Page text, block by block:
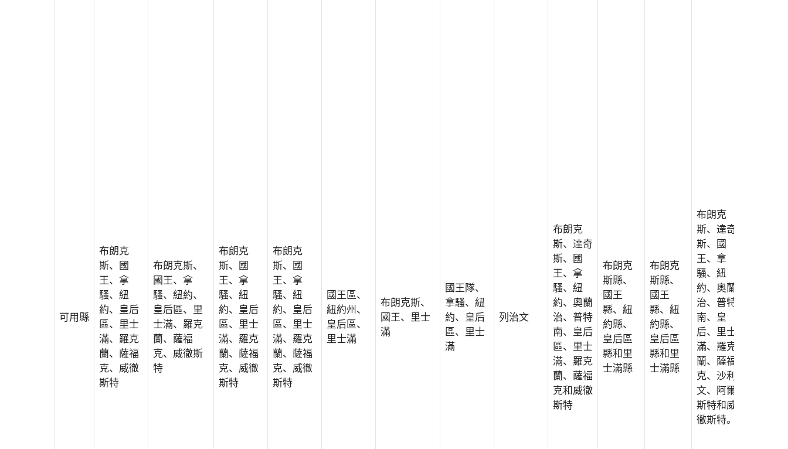
可用縣
布朗克
斯、國
王、拿
騷、紐
約、皇后
區、里士
滿、羅克
蘭、薩福
克、威徹
斯特
布朗克斯、
國王、拿
騷、紐約、
皇后區、里
士滿、羅克
蘭、薩福
克、威徹斯
特
布朗克
斯、國
王、拿
騷、紐
約、皇后
區、里士
滿、羅克
蘭、薩福
克、威徹
斯特
布朗克
斯、國
王、拿
騷、紐
約、皇后
區、里士
滿、羅克
蘭、薩福
克、威徹
斯特
國王區、
紐約州、
皇后區、
里士滿
布朗克斯、
國王、里士
滿
國王隊、
拿騷、紐
約、皇后
區、里士
滿
列治文
布朗克
斯、達奇
斯、國
王、拿
騷、紐
約、奧蘭
治、普特
南、皇后
區、里士
滿、羅克
蘭、薩福
克和威徹
斯特
布朗克
斯縣、
國王
縣、紐
約縣、
皇后區
縣和里
士滿縣
布朗克
斯縣、
國王
縣、紐
約縣、
皇后區
縣和里
士滿縣
布朗克
斯、達奇
斯、國
王、拿
騷、紐
約、奧蘭
治、普特
南、皇
后、里士
滿、羅克
蘭、薩福
克、沙利
文、阿爾
斯特和威
徹斯特。